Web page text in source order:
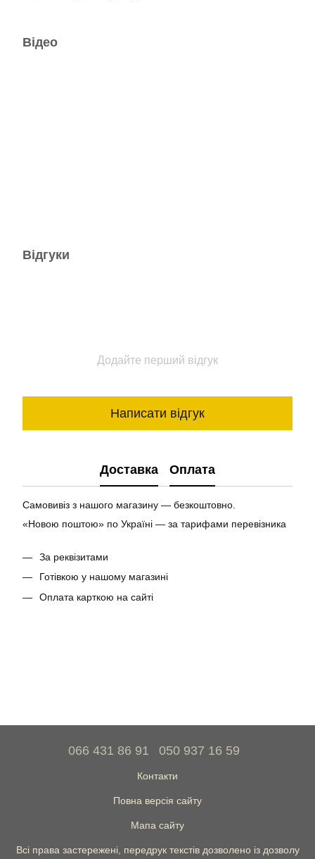
Відео
Відгуки
Додайте перший відгук
Написати відгук
Доставка Оплата
Самовивіз з нашого магазину — безкоштовно.
«Новою поштою» по Україні — за тарифами перевізника
За реквізитами
Готівкою у нашому магазині
Оплата карткою на сайті
066 431 86 91 050 937 16 59
Контакти
Повна версія сайту
Мапа сайту
Всі права застережені, передрук текстів дозволено із дозволу